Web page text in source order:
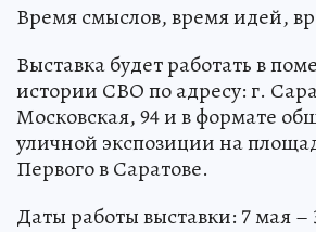
Время смыслов, время идей,
Выставка будет работать в
истории СВО по адресу: г.
Московская, 94 и в формате
уличной экспозиции на
Первого в Саратове.
Даты работы выставки: 7 мая –